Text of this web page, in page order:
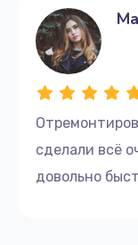
сделали всё
довольно